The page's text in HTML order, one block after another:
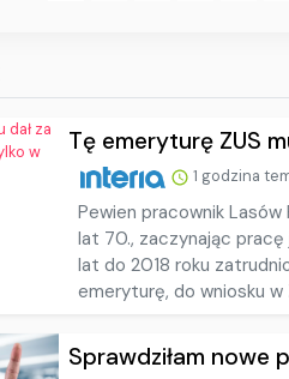
Tę emeryturę ZUS
1 godzina
Pewien pracownik
lat 70., zaczynając
lat do 2018 roku
emeryturę, do wniosku w
Sprawdziłam nowe